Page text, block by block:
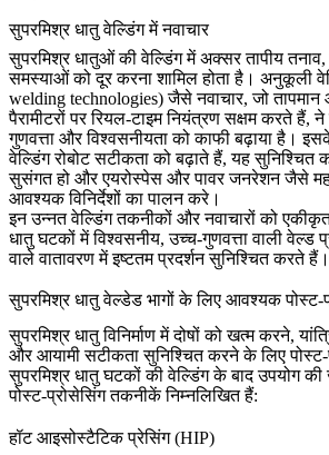
सुपरमिश्र धातु वेल्डिंग में नवाचार
सुपरमिश्र धातुओं की वेल्डिंग में अक्सर तापीय
समस्याओं को दूर करना शामिल होता है। अनुकूली
welding technologies)जैसे नवाचार, जो
पैरामीटरों पर रियल-टाइम नियंत्रण सक्षम करते हैं,
गुणवत्ता और विश्वसनीयता को काफी बढ़ाया है।
वेल्डिंग रोबोटसटीकता को बढ़ाते हैं, यह सुनिश्चित
सुसंगत हो औरएयरोस्पेस औरपावर जनरेशनजैसे
आवश्यक विनिर्देशों का पालन करे।
इन उन्नत वेल्डिंग तकनीकों और नवाचारों को
धातु घटकों में विश्वसनीय, उच्च-गुणवत्ता वाली वेल्ड
वाले वातावरण में इष्टतम प्रदर्शन सुनिश्चित करते हैं।
सुपरमिश्र धातु वेल्डेड भागों के लिए आवश्यक
सुपरमिश्र धातु विनिर्माण में दोषों को खत्म करने,
और आयामी सटीकता सुनिश्चित करने के लिए पोस्ट-
सुपरमिश्र धातु घटकों की वेल्डिंग के बाद उपयोग
पोस्ट-प्रोसेसिंग तकनीकें निम्नलिखित हैं:
हॉट आइसोस्टैटिक प्रेसिंग (HIP)